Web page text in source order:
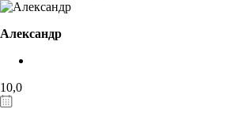
Александр
10,0